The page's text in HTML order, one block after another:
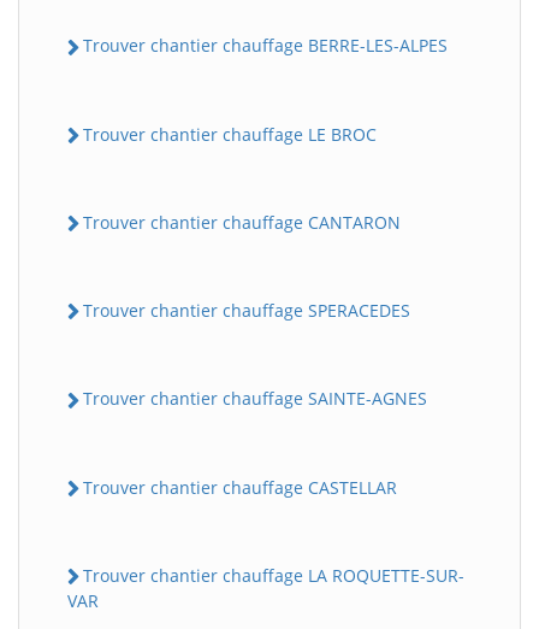
Trouver chantier chauffage BERRE-LES-ALPES
Trouver chantier chauffage LE BROC
Trouver chantier chauffage CANTARON
Trouver chantier chauffage SPERACEDES
Trouver chantier chauffage SAINTE-AGNES
Trouver chantier chauffage CASTELLAR
Trouver chantier chauffage LA ROQUETTE-SUR-
VAR